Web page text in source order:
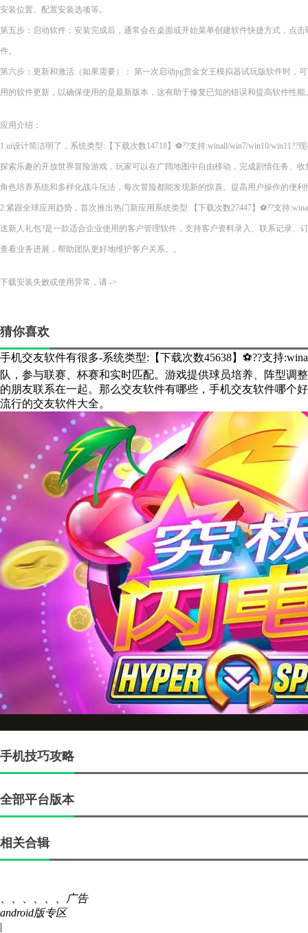
安装位置、配置安装选项等。
第五步：启动软件：安装完成后，通常会在桌面或开始菜单创建软件快捷方式，点
件。
第六步：更新和激活（如果需要）： 第一次启动pg赏金女王模拟器试玩版软件时，
用的软件更新，以确保使用的是最新版本，这有助于修复已知的错误和提高软件性能
应用介绍：
1.ui设计简洁明了，系统类型:【下载次数14718】⚽??支持:winall/win7/win10/win11??
探索乐趣的开放世界冒险游戏，玩家可以在广阔地图中自由移动，完成剧情任务、
角色培养系统和多样化战斗玩法，每次冒险都能发现新的惊喜。提高用户操作的便利
2.紧跟全球应用趋势，首次推出热门新应用系统类型:【下载次数27447】⚽??支持
送新人礼包?是一款适合企业使用的客户管理软件，支持客户资料录入、联系记录、
查看业务进展，帮助团队更好地维护客户关系。。
下载安装失败或使用异常，请 ->
猜你喜欢
手机交友软件有很多-系统类型:【下载次数45638】⚽??支持
队，参与联赛、杯赛和实时匹配。游戏提供球员培养、阵型调
的朋友联系在一起。那么交友软件有哪些，手机交友软件哪个
流行的交友软件大全。
手机技巧攻略
全部平台版本
相关合辑
广告
android版专区
|